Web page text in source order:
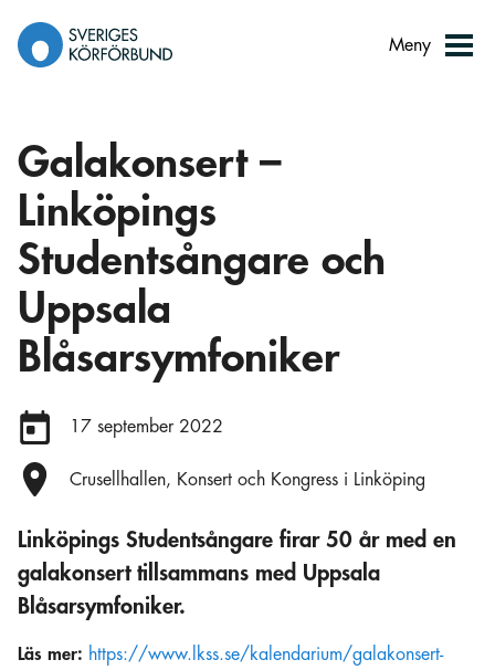
innehåll
Meny
Galakonsert –
Linköpings
Studentsångare och
Uppsala
Blåsarsymfoniker
Datum:
17 september 2022
Plats:
Crusellhallen, Konsert och Kongress i Linköping
Linköpings Studentsångare firar 50 år med en
galakonsert tillsammans med Uppsala
Blåsarsymfoniker.
Läs mer: https://www.lkss.se/kalendarium/galakonsert-